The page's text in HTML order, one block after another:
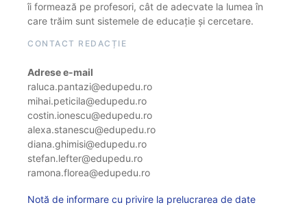
îi formează pe profesori, cât de adecvate la lumea în
care trăim sunt sistemele de educație și cercetare.
CONTACT REDACȚIE
Adrese e-mail
raluca.pantazi@edupedu.ro
mihai.peticila@edupedu.ro
costin.ionescu@edupedu.ro
alexa.stanescu@edupedu.ro
diana.ghimisi@edupedu.ro
stefan.lefter@edupedu.ro
ramona.florea@edupedu.ro
Notă de informare cu privire la prelucrarea de date